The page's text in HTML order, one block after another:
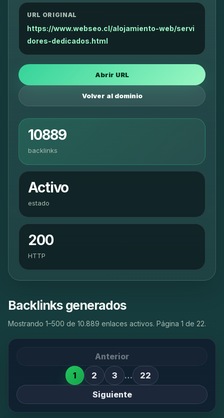
URL ORIGINAL
https://www.webseo.cl/alojamiento-web/servi
dores-dedicados.html
Abrir URL
Volver al dominio
10889
backlinks
Activo
estado
200
HTTP
Backlinks generados
Mostrando 1–500 de 10.889 enlaces activos. Página 1 de 22.
Anterior
1
2 3 …
22
Siguiente